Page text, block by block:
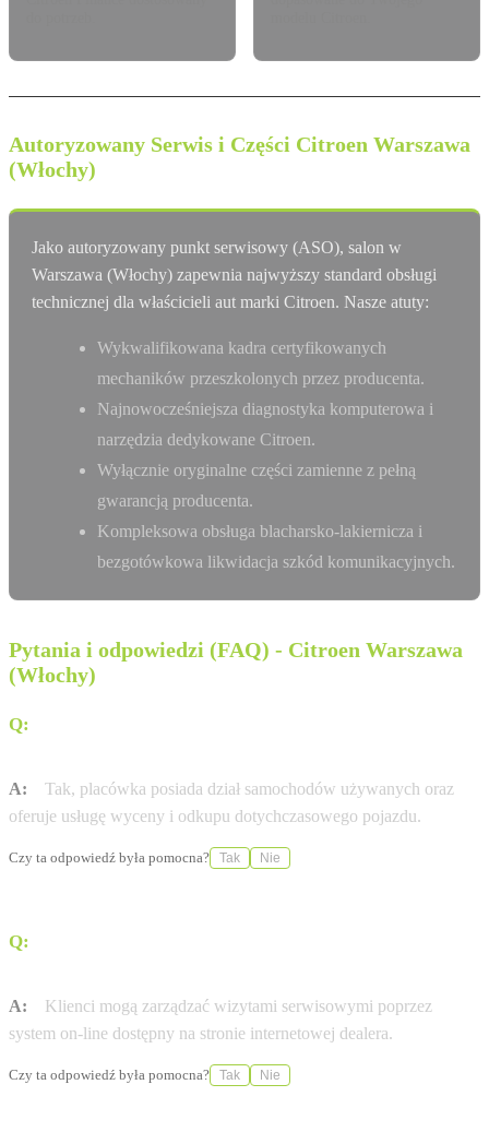
Autoryzowany Serwis i Części Citroen Warszawa
(Włochy)
Jako autoryzowany punkt serwisowy (ASO), salon w
Warszawa (Włochy) zapewnia najwyższy standard obsługi
technicznej dla właścicieli aut marki Citroen. Nasze atuty:
Wykwalifikowana kadra certyfikowanych
mechaników przeszkolonych przez producenta.
Najnowocześniejsza diagnostyka komputerowa i
narzędzia dedykowane Citroen.
Wyłącznie oryginalne części zamienne z pełną
gwarancją producenta.
Kompleksowa obsługa blacharsko-lakiernicza i
bezgotówkowa likwidacja szkód komunikacyjnych.
Pytania i odpowiedzi (FAQ) - Citroen Warszawa
(Włochy)
Q:
A:
Tak, placówka posiada dział samochodów używanych oraz
oferuje usługę wyceny i odkupu dotychczasowego pojazdu.
Czy ta odpowiedź była pomocna? Tak Nie
Q:
A:
Klienci mogą zarządzać wizytami serwisowymi poprzez
system on-line dostępny na stronie internetowej dealera.
Czy ta odpowiedź była pomocna? Tak Nie